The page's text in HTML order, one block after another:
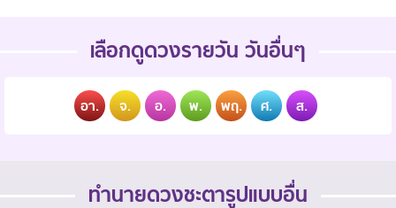
เลือกดูดวงรายวัน วันอื่นๆ
อา. จ. อ. พ. พฤ. ศ. ส.
ทำนายดวงชะตารูปแบบอื่น